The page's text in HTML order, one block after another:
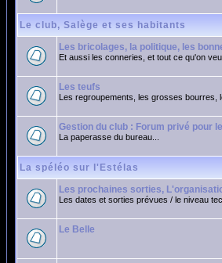
Le club, Salège et ses habitants
Les bricolages, la politique, les
Et aussi les conneries, et tout ce qu'on
Les teufs
Les regroupements, les grosses bourres,
Gestion du club : Forum privé pour
La paperasse du bureau...
La spéléo sur l'Estélas
Les prochaines sorties,
Les dates et sorties prévues / le niveau
Le Belle